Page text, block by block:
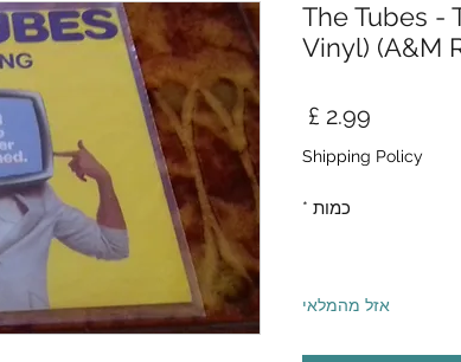
The Tubes -
Vinyl) (A&M
מחיר
Shipping Policy
כמות *
אזל מהמלאי